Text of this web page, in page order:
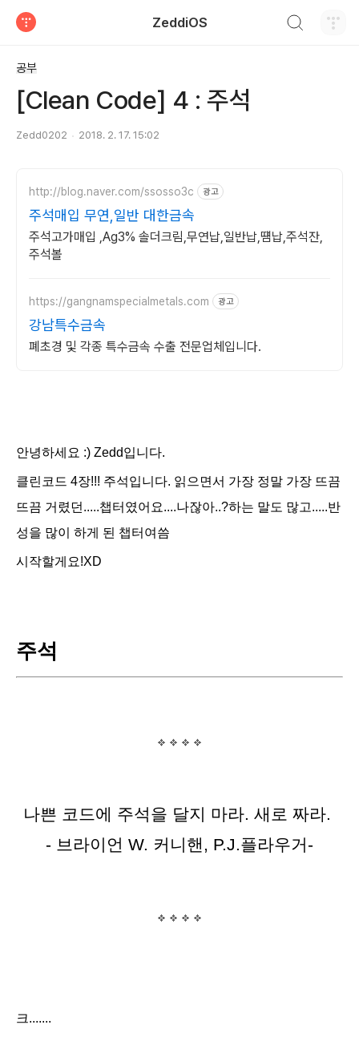
ZeddiOS
공부
[Clean Code] 4 : 주석
Zedd0202 2018. 2. 17. 15:02
http://blog.naver.com/ssosso3c 광고
주석매입 무연,일반 대한금속
주석고가매입 ,Ag3% 솔더크림,무연납,일반납,떔납,주석잔,
주석볼
https://gangnamspecialmetals.com 광고
강남특수금속
폐초경 및 각종 특수금속 수출 전문업체입니다.
안녕하세요 :) Zedd입니다.
클린코드 4장!!! 주석입니다. 읽으면서 가장 정말 가장 뜨끔
뜨끔 거렸던.....챕터였어요....나잖아..?하는 말도 많고.....반
성을 많이 하게 된 챕터여씀
시작할게요!XD
주석
나쁜 코드에 주석을 달지 마라. 새로 짜라.
- 브라이언 W. 커니핸, P.J.플라우거-
크.......